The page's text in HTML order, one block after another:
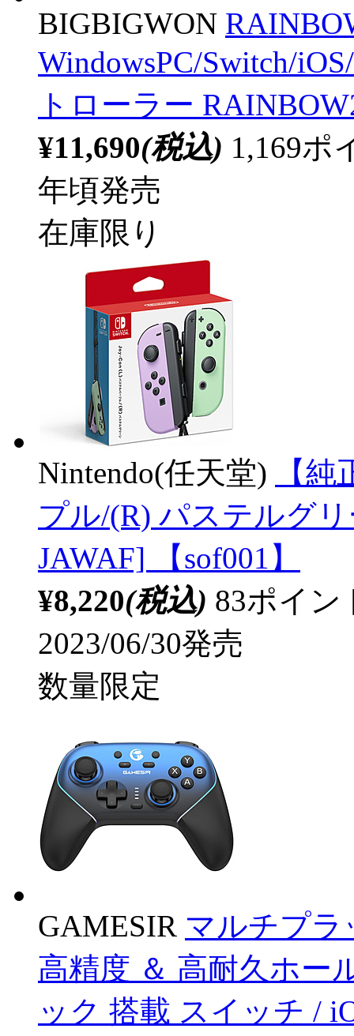
BIGBIGWON
WindowsPC/Switch/
トローラー
¥11,690(税込) 1,169ポ
年頃発売
在庫限り
Nintendo(任天堂)
【
プル/(R) パステルグ
JAWAF] 【sof001】
¥8,220(税込) 83ポイ
2023/06/30発売
数量限定
GAMESIR マルチプラ
高精度 ＆ 高耐久ホー
ック 搭載 スイッチ /